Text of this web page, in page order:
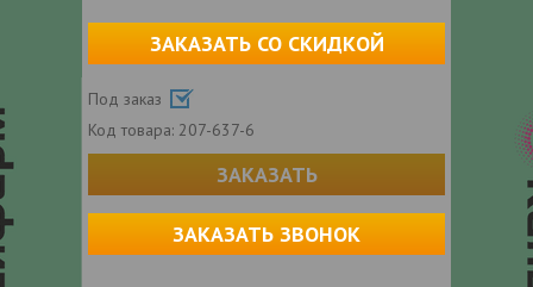
ЗАКАЗАТЬ СО СКИДКОЙ
Под заказ
Код товара: 207-637-6
ЗАКАЗАТЬ
ЗАКАЗАТЬ ЗВОНОК